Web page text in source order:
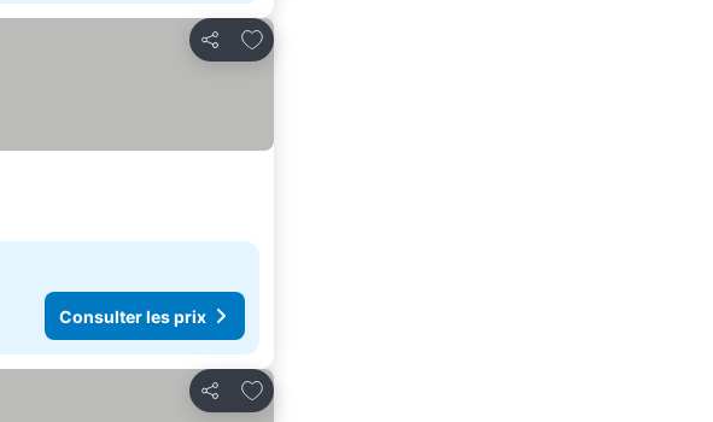
Partager
Ajouter à mes favoris
Consulter les prix
Partager
Ajouter à mes favoris